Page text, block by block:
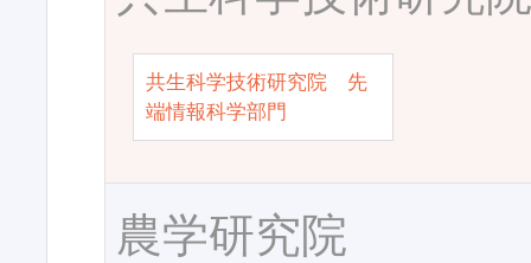
共生科学技術研究院 先
端情報科学部門
農学研究院